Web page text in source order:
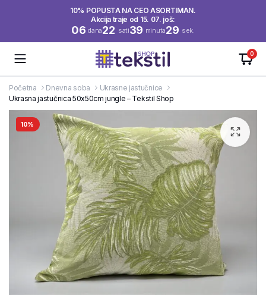
10% POPUSTA NA CEO ASORTIMAN.
Akcija traje od 15. 07. još:
06 dana22 sati39 minuta29 sek.
0
Početna Dnevna soba
Ukrasne jastučnice
Ukrasna jastučnica 50x50cm jungle – Tekstil Shop
10%